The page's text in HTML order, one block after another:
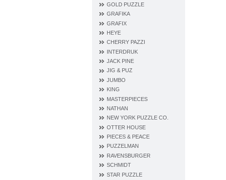
GOLD PUZZLE
GRAFIKA
GRAFIX
HEYE
CHERRY PAZZI
INTERDRUK
JACK PINE
JIG & PUZ
JUMBO
KING
MASTERPIECES
NATHAN
NEW YORK PUZZLE CO.
OTTER HOUSE
PIECES & PEACE
PUZZELMAN
RAVENSBURGER
SCHMIDT
STAR PUZZLE